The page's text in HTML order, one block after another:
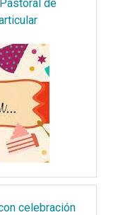
de
celebración